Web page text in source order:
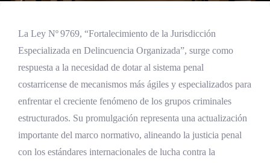
La Ley Nº 9769, “Fortalecimiento de la Jurisdicción
Especializada en Delincuencia Organizada”, surge como
respuesta a la necesidad de dotar al sistema penal
costarricense de mecanismos más ágiles y especializados para
enfrentar el creciente fenómeno de los grupos criminales
estructurados. Su promulgación representa una actualización
importante del marco normativo, alineando la justicia penal
con los estándares internacionales de lucha contra la